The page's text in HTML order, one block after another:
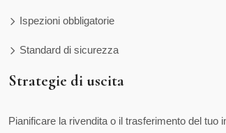
Ispezioni obbligatorie
Standard di sicurezza
Strategie di uscita
Pianificare la rivendita o il trasferimento del